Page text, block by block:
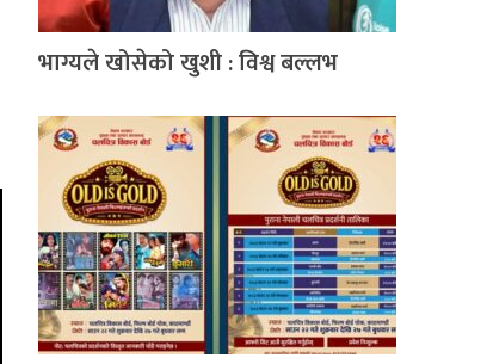
भाग्यले खोसेको खुशी : विश्व बल्लभ